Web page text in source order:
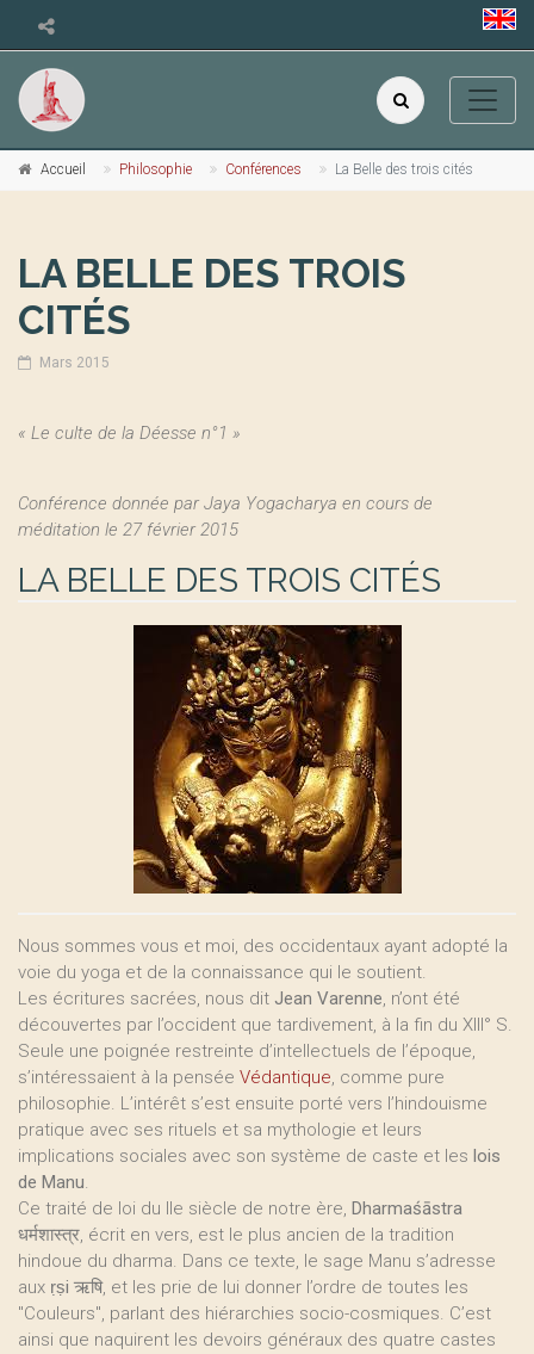
Accueil Philosophie Conférences La Belle des trois cités
LA BELLE DES TROIS
CITÉS
Mars 2015
« Le culte de la Déesse n°1 »
Conférence donnée par Jaya Yogacharya en cours de
méditation le 27 février 2015
LA BELLE DES TROIS CITÉS
Nous sommes vous et moi, des occidentaux ayant adopté la
voie du yoga et de la connaissance qui le soutient.
Les écritures sacrées, nous dit Jean Varenne, n’ont été
découvertes par l’occident que tardivement, à la fin du XIII° S.
Seule une poignée restreinte d’intellectuels de l’époque,
s’intéressaient à la pensée Védantique, comme pure
philosophie. L’intérêt s’est ensuite porté vers l’hindouisme
pratique avec ses rituels et sa mythologie et leurs
implications sociales avec son système de caste et les lois
de Manu.
Ce traité de loi du IIe siècle de notre ère, Dharmaśāstra
धर्मशास्त्र, écrit en vers, est le plus ancien de la tradition
hindoue du dharma. Dans ce texte, le sage Manu s’adresse
aux ṛṣi ऋषि, et les prie de lui donner l’ordre de toutes les
"Couleurs", parlant des hiérarchies socio-cosmiques. C’est
ainsi que naquirent les devoirs généraux des quatre castes